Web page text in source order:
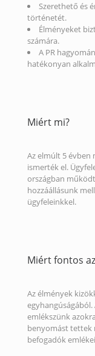
Szerethető és
történetét.
Élményeket
számára.
A PR
hatékonyan
Miért mi?
Az elmúlt 5 évben
ismerték el.
országban
hozzáállásunk
ügyfeleinkkel.
Miért fontos
Az élmények
emlékszünk
benyomást tettek
befogadók